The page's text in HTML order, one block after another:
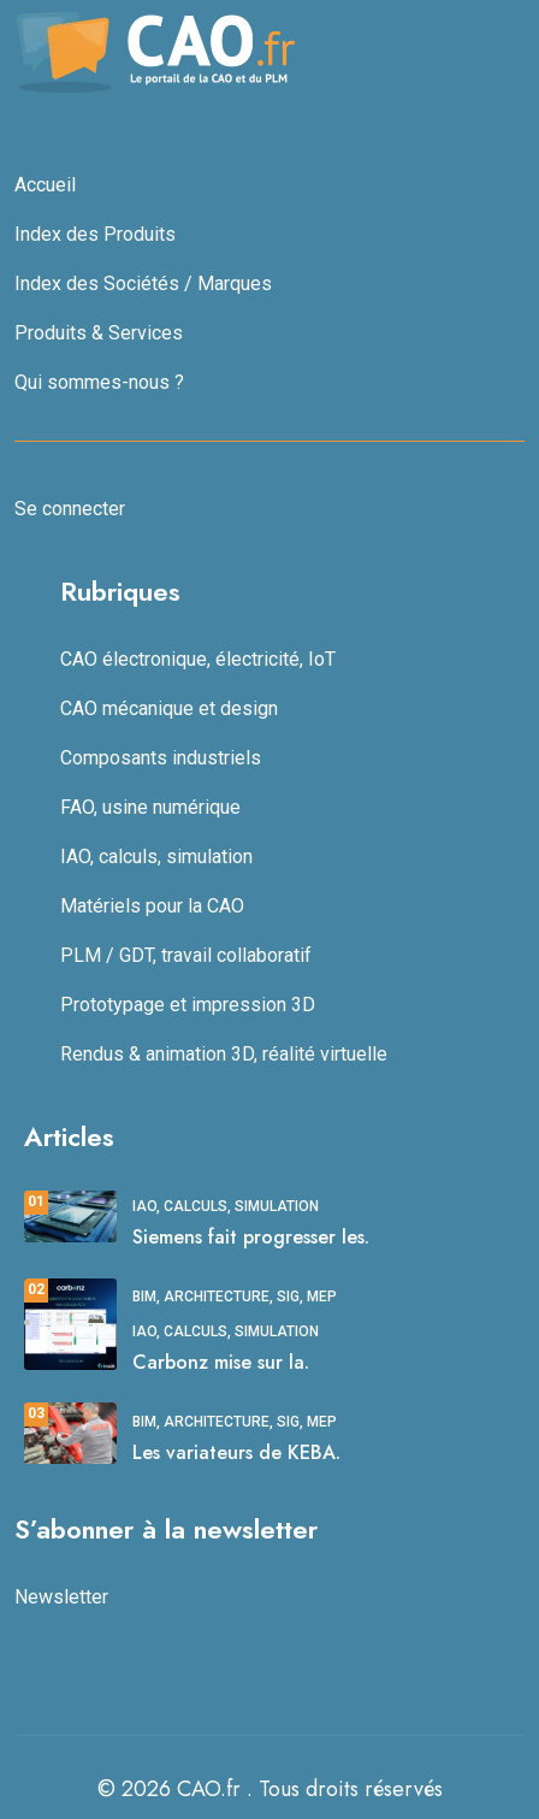
Accueil
Index des Produits
Index des Sociétés / Marques
Produits & Services
Qui sommes-nous ?
Se connecter
Rubriques
CAO électronique, électricité, IoT
CAO mécanique et design
Composants industriels
FAO, usine numérique
IAO, calculs, simulation
Matériels pour la CAO
PLM / GDT, travail collaboratif
Prototypage et impression 3D
Rendus & animation 3D, réalité virtuelle
Articles
01 IAO, CALCULS, SIMULATION
Siemens fait progresser les.
02 BIM, ARCHITECTURE, SIG, MEP
IAO, CALCULS, SIMULATION
Carbonz mise sur la.
03 BIM, ARCHITECTURE, SIG, MEP
Les variateurs de KEBA.
S’abonner à la newsletter
Newsletter
© 2026 CAO.fr . Tous droits réservés